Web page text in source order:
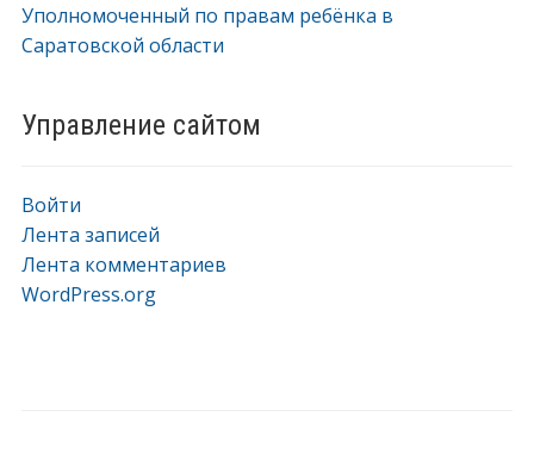
Уполномоченный по правам ребёнка в
Саратовской области
Управление сайтом
Войти
Лента записей
Лента комментариев
WordPress.org